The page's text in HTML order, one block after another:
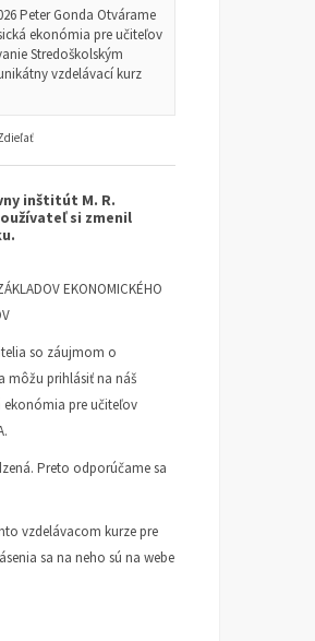
Peter Gonda Otvárame
ekonómia pre učiteľov
Stredoškolským
vzdelávací kurz
inštitút M. R.
si zmenil
EKONOMICKÉHO
so záujmom o
môžu prihlásiť na náš
ekonómia pre učiteľov
Preto odporúčame sa
vzdelávacom kurze pre
sa na neho sú na webe